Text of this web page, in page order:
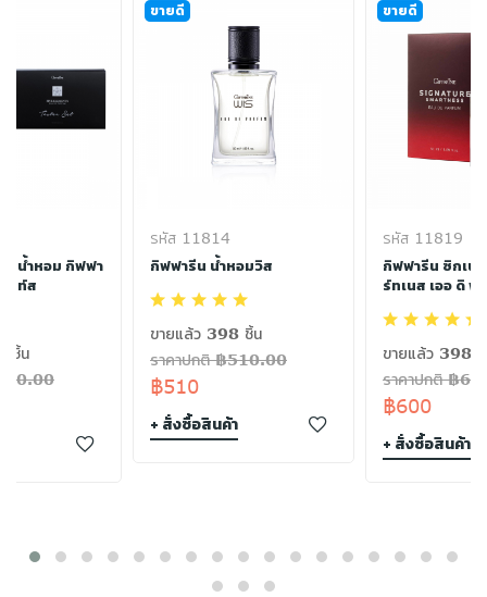
- น้ำหอม กิฟฟา
นท์ส
ชิ้น
ขายดี
รหัส 11814
กิฟฟารีน น้ำหอมวิส
ขายแล้ว 398 ชิ้น
ราคาปกติ ฿510.00
฿510
+ สั่งซื้อสินค้า
ขายดี
รหัส 11819
กิฟฟารีน ซิกเนเ
ร์ทเนส เออ ดิ พ
ขายแล้ว 398
ราคาปกติ ฿
฿600
+ สั่งซื้อสินค้า